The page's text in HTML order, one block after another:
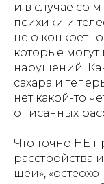
и в случае со
психики и
не о
которые
нарушений.
сахара и
нет какой-то
описанных
Что точно НЕ
расстройства
шеи»,